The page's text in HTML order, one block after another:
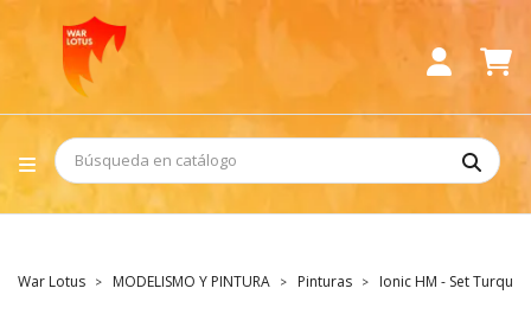
War Lotus MODELISMO Y PINTURA Pinturas Ionic HM - Set